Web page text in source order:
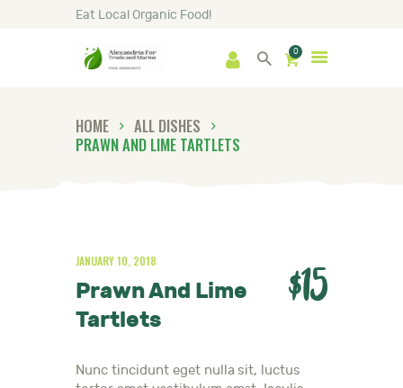
Eat Local Organic Food!
0
HOME
ALL DISHES
PRAWN AND LIME TARTLETS
HOME
ABOUT
GALLERY
JANUARY 10, 2018
Prawn And Lime
Tartlets
$15
Nunc tincidunt eget nulla sit, luctus